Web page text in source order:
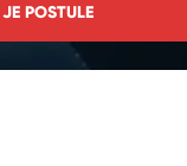
JE POSTULE